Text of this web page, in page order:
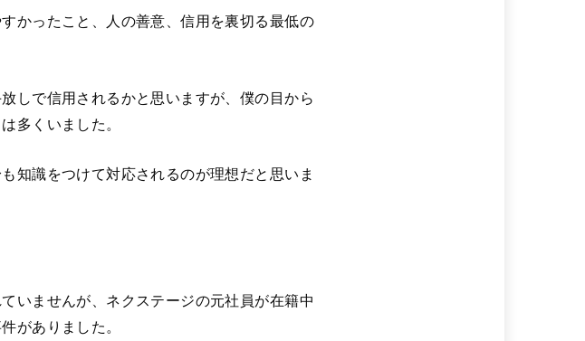
かったこと、人の善意、信用を裏切る最低の
しで信用されるかと思いますが、僕の目から
多くいました。
知識をつけて対応されるのが理想だと思いま
いませんが、ネクステージの元社員が在籍中
がありました。